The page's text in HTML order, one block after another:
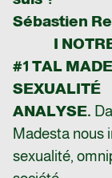
Sébastien
I
#1 TAL
SEXUALITÉ
ANALYSE.
Madesta nous
sexualité,